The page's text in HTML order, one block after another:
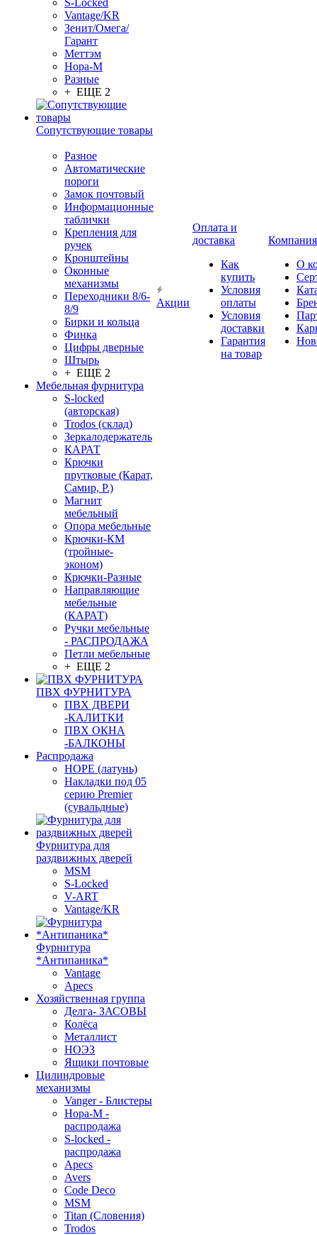
S-Locked
Vantage/KR
Зенит/Омега/
Гарант
Меттэм
Нора-М
Разные
+ ЕЩЕ 2
Сопутствующие товары
Разное
Автоматические
пороги
Замок почтовый
Информационные
таблички
Крепления для
ручек
Кронштейны
Оконные
механизмы
Переходники 8/6-
8/9
Бирки и кольца
Финка
Цифры дверные
Штырь
+ ЕЩЕ 2
Мебельная фурнитура
S-locked
(авторская)
Trodos (склад)
Зеркалодержатель
КАРАТ
Крючки
прутковые (Карат,
Самир, Р.)
Магнит
мебельный
Опора мебельные
Крючки-КМ
(тройные-
эконом)
Крючки-Разные
Направляющие
мебельные
(КАРАТ)
Ручки мебельные
- РАСПРОДАЖА
Петли мебельные
+ ЕЩЕ 2
ПВХ ФУРНИТУРА
ПВХ ДВЕРИ
-КАЛИТКИ
ПВХ ОКНА
-БАЛКОНЫ
Распродажа
HOPE (латунь)
Накладки под 05
серию Premier
(сувальдные)
Фурнитура для
раздвижных дверей
MSM
S-Locked
V-ART
Vantage/KR
Фурнитура
*Антипаника*
Vantage
Apecs
Хозяйственная группа
Делга- ЗАСОВЫ
Колёса
Металлист
НОЭЗ
Ящики почтовые
Цилиндровые
механизмы
Vanger - Блистеры
Нора-М -
распродажа
S-locked -
распродажа
Apecs
Avers
Code Deco
MSM
Titan (Словения)
Trodos
Акции
Оплата и
доставка
Как
купить
Условия
оплаты
Условия
доставки
Гарантия
на товар
Компания
О